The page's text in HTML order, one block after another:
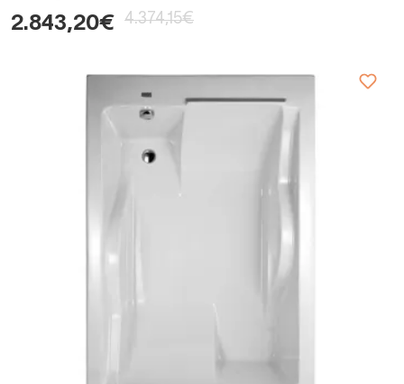
2.843,20€ 4.374,15€